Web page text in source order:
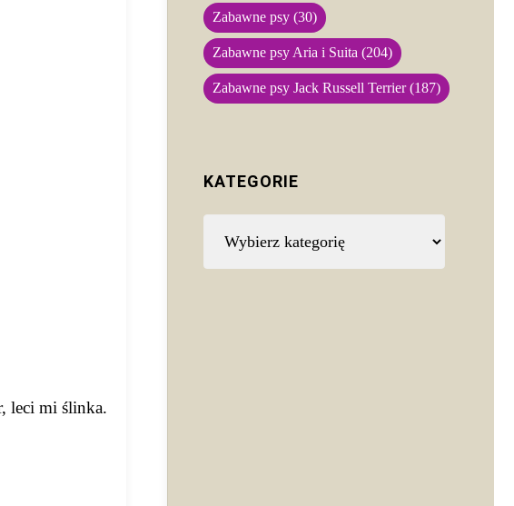
leci mi ślinka.
Zabawne psy (30)
Zabawne psy Aria i Suita (204)
Zabawne psy Jack Russell Terrier(187)
KATEGORIE